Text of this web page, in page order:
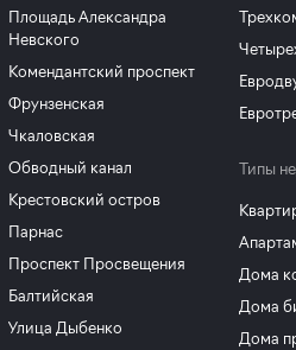
Площадь Александра
Невского
Комендантский проспект
Фрунзенская
Чкаловская
Обводный канал
Крестовский остров
Парнас
Проспект Просвещения
Балтийская
Улица Дыбенко
Типы
Дома
Дома
Дома